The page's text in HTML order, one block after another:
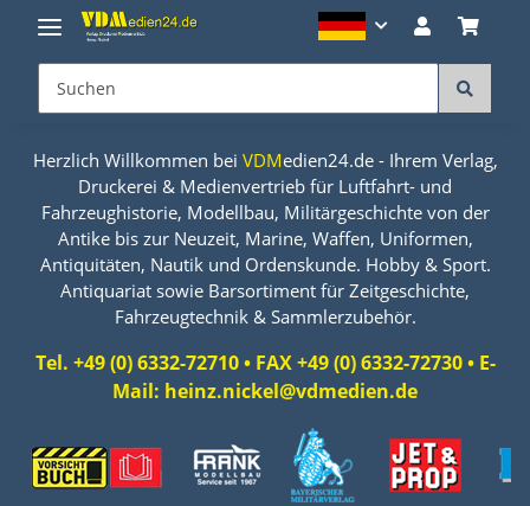
Herzlich Willkommen bei VDMedien24.de - Ihrem Verlag,
Druckerei & Medienvertrieb für Luftfahrt- und
Fahrzeughistorie, Modellbau, Militärgeschichte von der
Antike bis zur Neuzeit, Marine, Waffen, Uniformen,
Antiquitäten, Nautik und Ordenskunde. Hobby & Sport.
Antiquariat sowie Barsortiment für Zeitgeschichte,
Fahrzeugtechnik & Sammlerzubehör.
Tel. +49 (0) 6332-72710 • FAX +49 (0) 6332-72730 • E-
Mail: heinz.nickel@vdmedien.de